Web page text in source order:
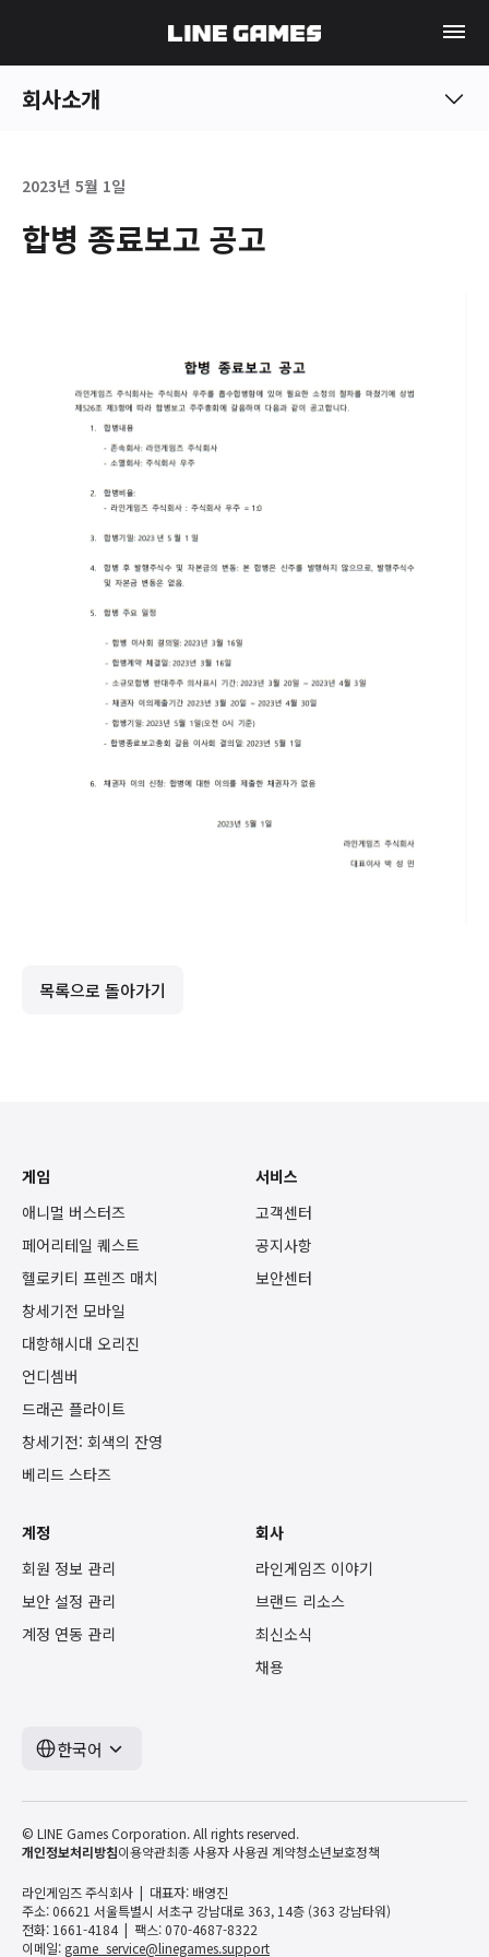
회사소개
2023년 5월 1일
합병 종료보고 공고
목록으로 돌아가기
게임
애니멀 버스터즈
페어리테일 퀘스트
헬로키티 프렌즈 매치
창세기전 모바일
대항해시대 오리진
언디셈버
드래곤 플라이트
창세기전: 회색의 잔영
베리드 스타즈
서비스
고객센터
공지사항
보안센터
계정
회원 정보 관리
보안 설정 관리
계정 연동 관리
회사
라인게임즈 이야기
브랜드 리소스
최신소식
채용
한국어
© LINE Games Corporation. All rights reserved.
개인정보처리방침이용약관최종 사용자 사용권 계약청소년보호정책
라인게임즈 주식회사
대표자: 배영진
주소: 06621 서울특별시 서초구 강남대로 363, 14층 (363 강남타워)
전화: 1661-4184
팩스: 070-4687-8322
이메일: game_service@linegames.support